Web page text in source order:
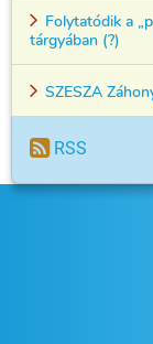
Folytatódik a
tárgyában (?)
SZESZA
RSS